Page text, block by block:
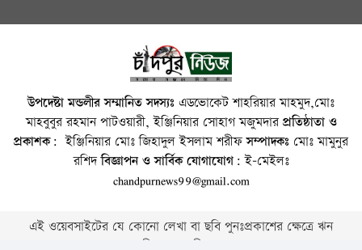
উপদেষ্টা মন্ডলীর সম্মানিত সদস্যঃ এডভোকেট শাহরিয়ার মাহমুদ,মোঃ
মাহবুবুর রহমান পাটওয়ারী, ইঞ্জিনিয়ার সোহাগ মজুমদারপ্রতিষ্ঠাতা ও
প্রকাশক: ইঞ্জিনিয়ার মোঃ জিহাদুল ইসলাম শরীফসম্পাদকঃ মোঃ মামুনুর
রশিদবিজ্ঞাপন ও সার্বিক যোগাযোগ: ই-মেইলঃ
chandpurnews99@gmail.com
এই ওয়েবসাইটের যে কোনো লেখা বা ছবি পুনঃপ্রকাশের ক্ষেত্রে ঋন
স্বীকার বাঞ্চনীয় ।